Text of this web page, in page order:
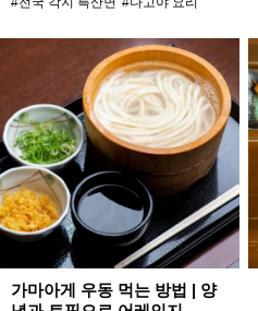
가마아게 우동 먹는 방법 | 양